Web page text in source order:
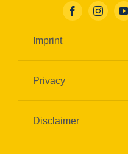
Imprint
Privacy
Disclaimer